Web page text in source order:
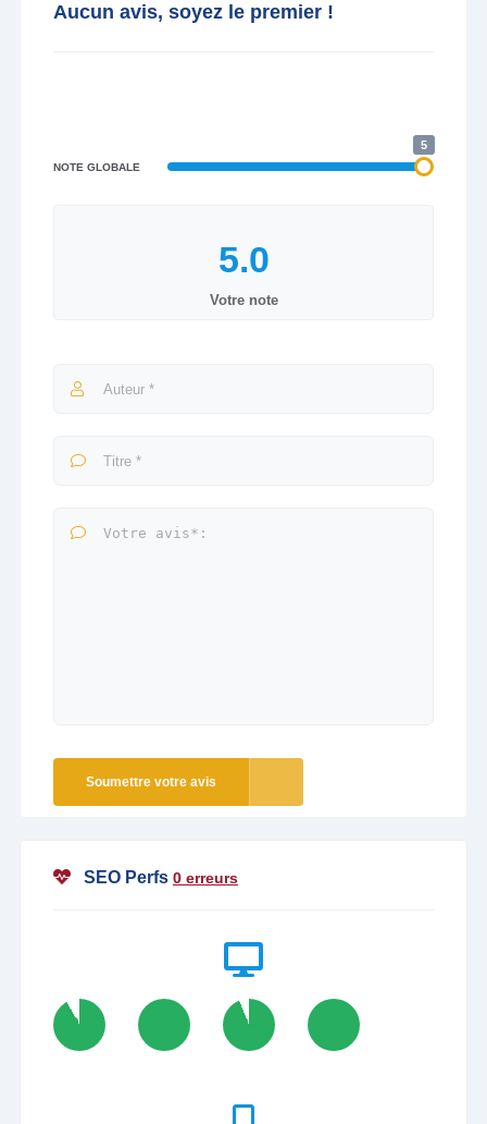
Aucun avis, soyez le premier !
NOTE GLOBALE
5
Votre note
Soumettre votre avis
SEO Perfs 0 erreurs
92 94